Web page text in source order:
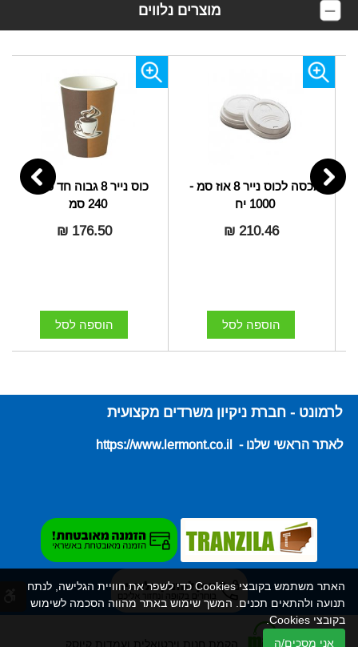
מוצרים נלווים
מכסה לכוס נייר 8 אוז סמ -
1000 יח
הוספה לסל
210.46 ₪
כוס נייר 8 גבוה חד פעמי
240 סמ
הוספה לסל
176.50 ₪
לרמונט - חברת ניקיון משרדים מקצועית
לאתר הראשי שלנו - https://www.lermont.co.il
הקמת חנות וירטואלית ועמדות קיוסק
האתר משתמש בקובצי Cookies כדי לשפר את חוויית הגלישה, לנתח
תנועה ולהתאים תכנים. המשך שימוש באתר מהווה הסכמה לשימוש
בקובצי Cookies.
אני מסכים/ה